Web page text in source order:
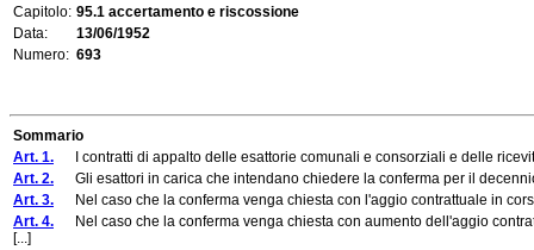
Capitolo: 95.1 accertamento e riscossione
Data:
13/06/1952
Numero: 693
Sommario
Art. 1. I contratti di appalto delle esattorie comunali e consorziali e delle
Art. 2. Gli esattori in carica che intendano chiedere la conferma per il
Art. 3. Nel caso che la conferma venga chiesta con l'aggio contrattuale in
Art. 4. Nel caso che la conferma venga chiesta con aumento dell'aggio
[...]